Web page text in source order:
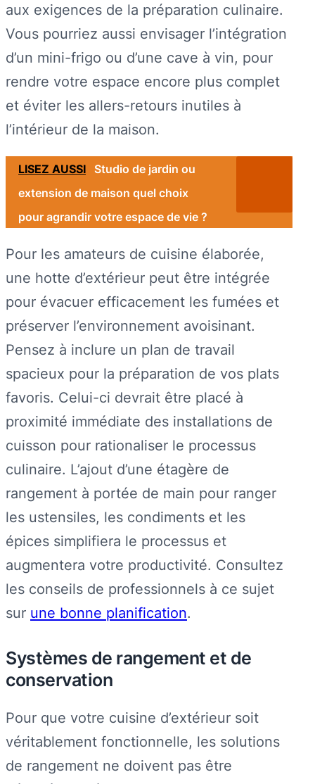
aux exigences de la préparation culinaire.
Vous pourriez aussi envisager l’intégration
d’un mini-frigo ou d’une cave à vin, pour
rendre votre espace encore plus complet
et éviter les allers-retours inutiles à
l’intérieur de la maison.
LISEZ AUSSI
Studio de jardin ou
extension de maison quel choix
pour agrandir votre espace de vie ?
Pour les amateurs de cuisine élaborée,
une hotte d’extérieur peut être intégrée
pour évacuer efficacement les fumées et
préserver l’environnement avoisinant.
Pensez à inclure un plan de travail
spacieux pour la préparation de vos plats
favoris. Celui-ci devrait être placé à
proximité immédiate des installations de
cuisson pour rationaliser le processus
culinaire. L’ajout d’une étagère de
rangement à portée de main pour ranger
les ustensiles, les condiments et les
épices simplifiera le processus et
augmentera votre productivité. Consultez
les conseils de professionnels à ce sujet
sur une bonne planification.
Systèmes de rangement et de
conservation
Pour que votre cuisine d’extérieur soit
véritablement fonctionnelle, les solutions
de rangement ne doivent pas être